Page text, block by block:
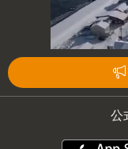
次の動画
公